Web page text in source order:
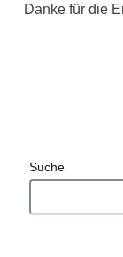
Danke für die
Suche